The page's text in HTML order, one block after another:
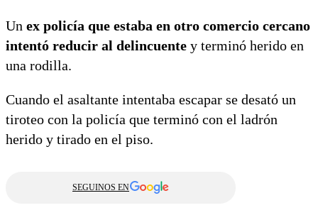
Un ex policía que estaba en otro comercio cercano
intentó reducir al delincuente y terminó herido en
una rodilla.
Cuando el asaltante intentaba escapar se desató un
tiroteo con la policía que terminó con el ladrón
herido y tirado en el piso.
SEGUINOS EN